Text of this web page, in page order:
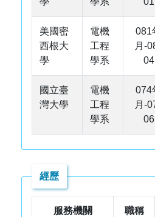
美國密
西根大
學
電機
工程
學系
081
月-
04
國立臺
灣大學
電機
工程
學系
074
月-
06
經歷
服務機關 職稱